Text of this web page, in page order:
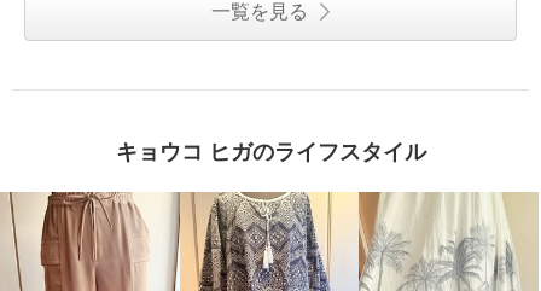
一覧を見る
キョウコ ヒガのライフスタイル